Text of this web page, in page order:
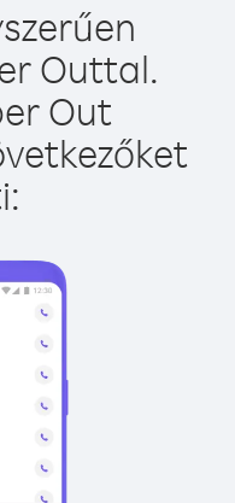
Outtal.
Out